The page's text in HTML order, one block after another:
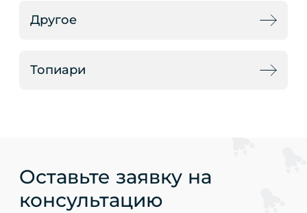
Другое
Топиари
Оставьте заявку на
консультацию